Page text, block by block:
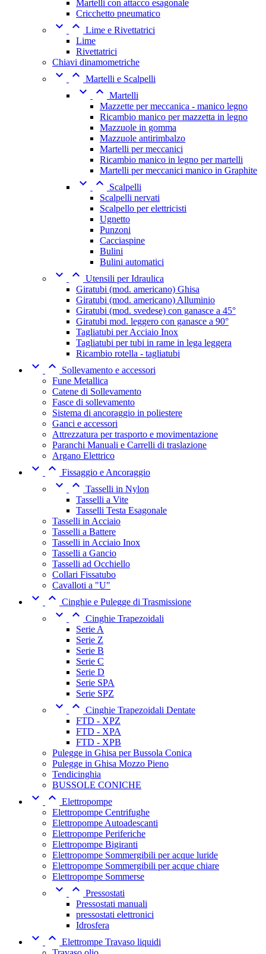
Martelli con attacco esagonale
Cricchetto pneumatico
  Lime e Rivettatrici
Lime
Rivettatrici
Chiavi dinamometriche
  Martelli e Scalpelli
  Martelli
Mazzette per meccanica - manico legno
Ricambio manico per mazzetta in legno
Mazzuole in gomma
Mazzuole antirimbalzo
Martelli per meccanici
Ricambio manico in legno per martelli
Martelli per meccanici manico in Graphite
 
Scalpelli
Scalpelli nervati
Scalpello per elettricisti
Ugnetto
Punzoni
Cacciaspine
Bulini
Bulini automatici
  Utensili per Idraulica
Giratubi (mod. americano) Ghisa
Giratubi (mod. americano) Alluminio
Giratubi (mod. svedese) con ganasce a 45°
Giratubi mod. leggero con ganasce a 90°
Tagliatubi per Acciaio Inox
Tagliatubi per tubi in rame in lega leggera
Ricambio rotella - tagliatubi
 
Sollevamento e accessori
Fune Metallica
Catene di Sollevamento
Fasce di sollevamento
Sistema di ancoraggio in poliestere
Ganci e accessori
Attrezzatura per trasporto e movimentazione
Paranchi Manuali e Carrelli di traslazione
Argano Elettrico
  Fissaggio e Ancoraggio
  Tasselli in Nylon
Tasselli a Vite
Tasselli Testa Esagonale
Tasselli in Acciaio
Tasselli a Battere
Tasselli in Acciaio Inox
Tasselli a Gancio
Tasselli ad Occhiello
Collari Fissatubo
Cavalloti a "U"
  Cinghie e Pulegge di Trasmissione
  Cinghie Trapezoidali
Serie A
Serie Z
Serie B
Serie C
Serie D
Serie SPA
Serie SPZ
  Cinghie Trapezoidali Dentate
FTD - XPZ
FTD - XPA
FTD - XPB
Pulegge in Ghisa per Bussola Conica
Pulegge in Ghisa Mozzo Pieno
Tendicinghia
BUSSOLE CONICHE
  Elettropompe
Elettropompe Centrifughe
Elettropompe Autoadescanti
Elettropompe Periferiche
Elettropompe Bigiranti
Elettropompe Sommergibili per acque luride
Elettropompe Sommergibili per acque chiare
Elettropompe Sommerse
  Pressostati
Pressostati manuali
pressostati elettronici
Idrosfera
  Elettrompe Travaso liquidi